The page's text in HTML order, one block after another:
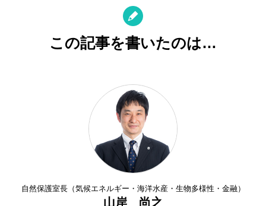
この記事を書いたのは…
自然保護室長（気候エネルギー・海洋水産・生物多様性・金融）
山岸 尚之